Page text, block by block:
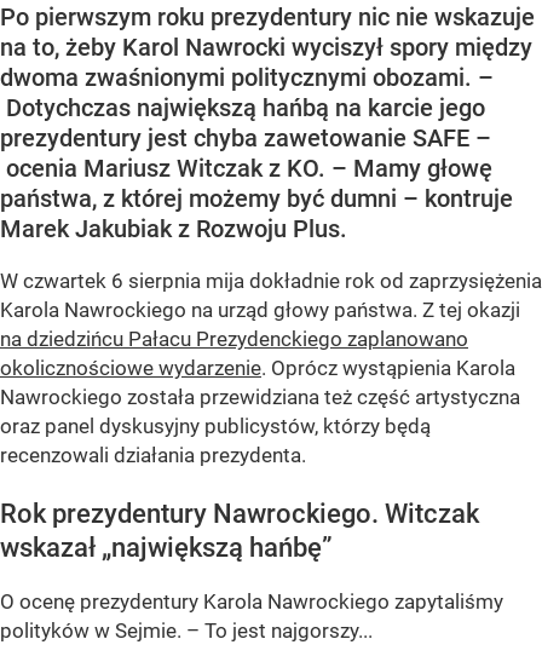
Po pierwszym roku prezydentury nic nie wskazuje
na to, żeby Karol Nawrocki wyciszył spory między
dwoma zwaśnionymi politycznymi obozami. –
Dotychczas największą hańbą na karcie jego
prezydentury jest chyba zawetowanie SAFE –
ocenia Mariusz Witczak z KO. – Mamy głowę
państwa, z której możemy być dumni – kontruje
Marek Jakubiak z Rozwoju Plus.
W czwartek 6 sierpnia mija dokładnie rok od zaprzysiężenia
Karola Nawrockiego na urząd głowy państwa. Z tej okazji
na dziedzińcu Pałacu Prezydenckiego zaplanowano
okolicznościowe wydarzenie. Oprócz wystąpienia Karola
Nawrockiego została przewidziana też część artystyczna
oraz panel dyskusyjny publicystów, którzy będą
recenzowali działania prezydenta.
Rok prezydentury Nawrockiego. Witczak
wskazał „największą hańbę”
O ocenę prezydentury Karola Nawrockiego zapytaliśmy
polityków w Sejmie. – To jest najgorszy...